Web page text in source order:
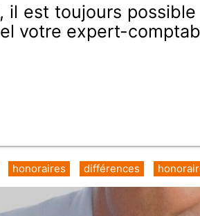
est toujours
votre expert-
différences
honoraires